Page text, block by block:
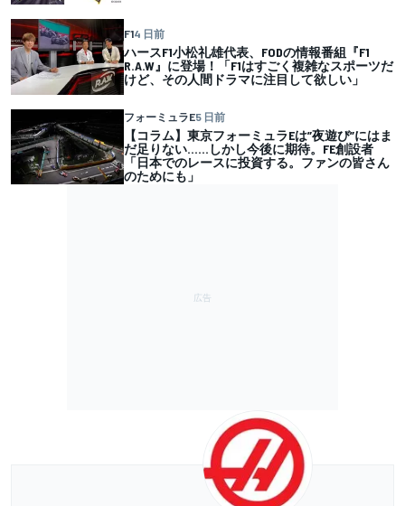
F14 日前
ハースF1小松礼雄代表、FODの情報番組『F1
R.A.W』に登場！「F1はすごく複雑なスポーツだ
けど、その人間ドラマに注目して欲しい」
フォーミュラE5 日前
【コラム】東京フォーミュラEは”夜遊び”にはま
だ足りない……しかし今後に期待。FE創設者
「日本でのレースに投資する。ファンの皆さん
のためにも」